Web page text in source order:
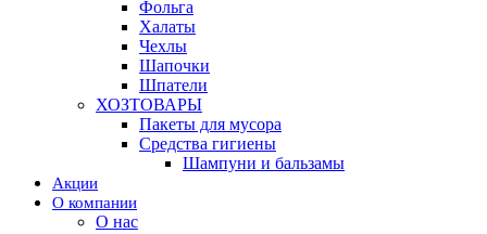
Фольга
Халаты
Чехлы
Шапочки
Шпатели
ХОЗТОВАРЫ
Пакеты для мусора
Средства гигиены
Шампуни и бальзамы
Акции
О компании
О нас